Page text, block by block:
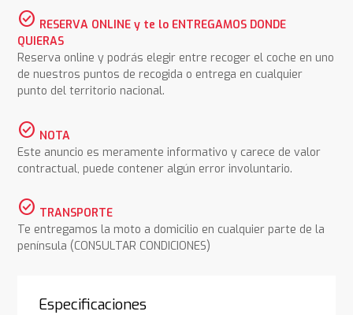
check_circle RESERVA ONLINE y te lo ENTREGAMOS DONDE
QUIERAS
Reserva online y podrás elegir entre recoger el coche en uno
de nuestros puntos de recogida o entrega en cualquier
punto del territorio nacional.
check_circle NOTA
Este anuncio es meramente informativo y carece de valor
contractual, puede contener algún error involuntario.
check_circle TRANSPORTE
Te entregamos la moto a domicilio en cualquier parte de la
península (CONSULTAR CONDICIONES)
Especificaciones